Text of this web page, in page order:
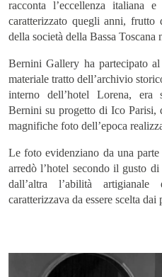
Home
racconta l’eccellenza italiana
caratterizzato quegli anni, frutto
della società della Bassa Toscana
Bernini Gallery ha partecipato
materiale tratto dell’archivio
interno dell’hotel Lorena, era
Bernini su progetto di Ico
magnifiche foto dell’epoca
Le foto evidenziano da una
arredò l’hotel secondo il gusto
dall’altra l’abilità
caratterizzava da essere scelta